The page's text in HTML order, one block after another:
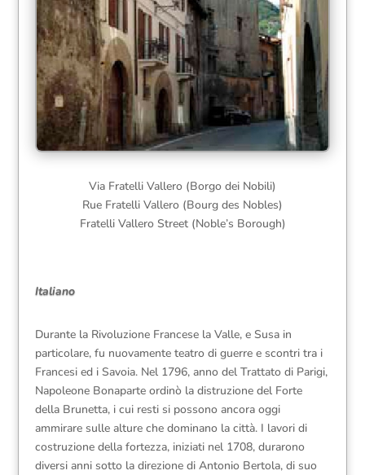
Via Fratelli Vallero (Borgo dei Nobili)
Rue Fratelli Vallero (Bourg des Nobles)
Fratelli Vallero Street (Noble’s Borough)
Italiano
Durante la Rivoluzione Francese la Valle, e Susa in
particolare, fu nuovamente teatro di guerre e scontri tra i
Francesi ed i Savoia. Nel 1796, anno del Trattato di Parigi,
Napoleone Bonaparte ordinò la distruzione del Forte
della Brunetta, i cui resti si possono ancora oggi
ammirare sulle alture che dominano la città. I lavori di
costruzione della fortezza, iniziati nel 1708, durarono
diversi anni sotto la direzione di Antonio Bertola, di suo